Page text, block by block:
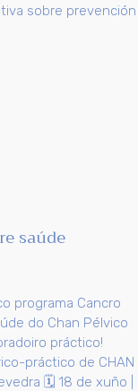
sobre prevención
saúde
programa Cancro
do Chan Pélvico
práctico!
práctico de CHAN
🗓️ 18 de xuño |